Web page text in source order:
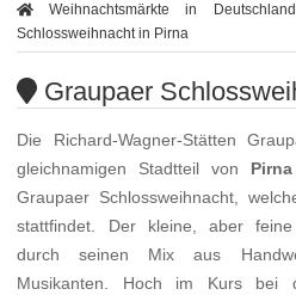
Weihnachtsmärkte in Deutschland
Schlossweihnacht in Pirna
Graupaer
Die Richard-Wagner-Stätten
gleichnamigen Stadtteil von Pirna
Graupaer Schlossweihnacht,
stattfindet. Der kleine, aber
durch seinen Mix aus
Musikanten. Hoch im Kurs bei